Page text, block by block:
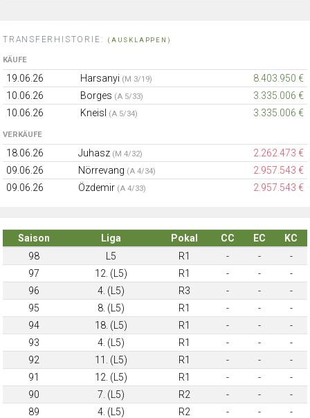
TRANSFERHISTORIE: (AUSKLAPPEN)
KÄUFE
19.06.26 Harsanyi (M 3/19)
8.403.950 €
10.06.26
Borges (A 5/33)
3.335.006 €
10.06.26
Kneisl (A 5/34) 3.335.006 €
VERKÄUFE
18.06.26 Juhasz (M 4/32)
2.262.473 €
09.06.26
Nörrevang (A 4/34)
2.957.543 €
09.06.26
Özdemir (A 4/33) 2.957.543 €
Saison Liga Pokal CC EC
KC
98
L5 R1 - -
-
97
12. (L5) R1 - -
-
96
4. (L5) R3 - -
-
95
8. (L5) R1 - -
-
94
18. (L5) R1 - -
-
93
4. (L5) R1 - -
-
92
11. (L5) R1 - -
-
91
12. (L5) R1 - -
-
90
7. (L5) R2 - -
-
89
4. (L5) R2 - - -